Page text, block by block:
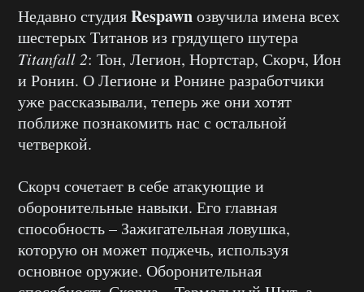
Недавно студияRespawnозвучила имена всех
шестерых Титанов из грядущего шутера
Titanfall 2: Тон, Легион, Нортстар, Скорч, Ион
и Ронин. О Легионе и Ронине разработчики
уже рассказывали, теперь же они хотят
поближе познакомить нас с остальной
четверкой.
Скорч сочетает в себе атакующие и
оборонительные навыки. Его главная
способность – Зажигательная ловушка,
которую он может поджечь, используя
основное оружие. Оборонительная